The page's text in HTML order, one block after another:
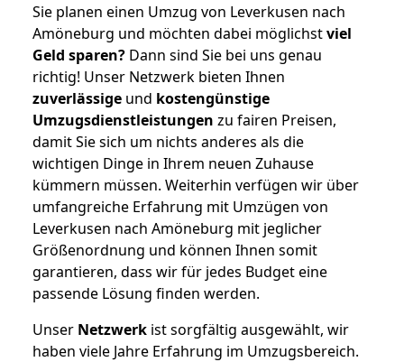
Sie planen einen Umzug von Leverkusen nach
Amöneburg und möchten dabei möglichstviel
Geld sparen? Dann sind Sie bei uns genau
richtig! Unser Netzwerk bieten Ihnen
zuverlässige und kostengünstige
Umzugsdienstleistungen zu fairen Preisen,
damit Sie sich um nichts anderes als die
wichtigen Dinge in Ihrem neuen Zuhause
kümmern müssen. Weiterhin verfügen wir über
umfangreiche Erfahrung mit Umzügen von
Leverkusen nach Amöneburg mit jeglicher
Größenordnung und können Ihnen somit
garantieren, dass wir für jedes Budget eine
passende Lösung finden werden.
Unser Netzwerk ist sorgfältig ausgewählt, wir
haben viele Jahre Erfahrung im Umzugsbereich.